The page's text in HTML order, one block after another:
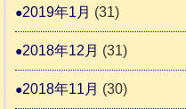
2019年1月 (31)
2018年12月 (31)
2018年11月 (30)